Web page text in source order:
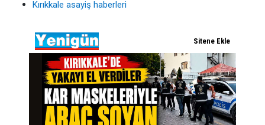
Kırıkkale asayiş haberleri